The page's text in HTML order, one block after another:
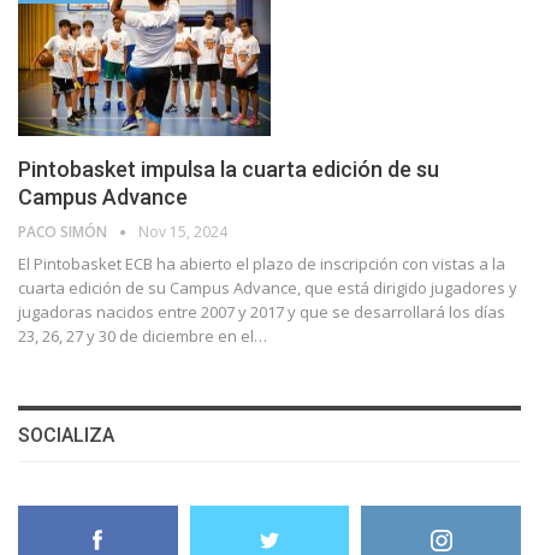
Pintobasket impulsa la cuarta edición de su
Campus Advance
PACO SIMÓN Nov 15, 2024
El Pintobasket ECB ha abierto el plazo de inscripción con vistas a la
cuarta edición de su Campus Advance, que está dirigido jugadores y
jugadoras nacidos entre 2007 y 2017 y que se desarrollará los días
23, 26, 27 y 30 de diciembre en el…
SOCIALIZA